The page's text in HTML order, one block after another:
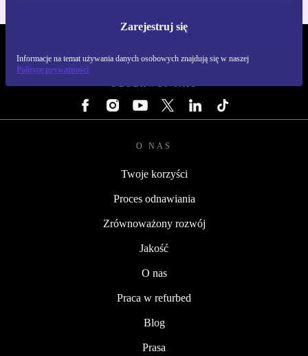
Zarejestruj się
Informacje na temat używania danych osobowych znajdują się w naszej
Polityce prywatności
OBSERWUJ NAS
O NAS
Twoje korzyści
Proces odnawiania
Zrównoważony rozwój
Jakość
O nas
Praca w refurbed
Blog
Prasa